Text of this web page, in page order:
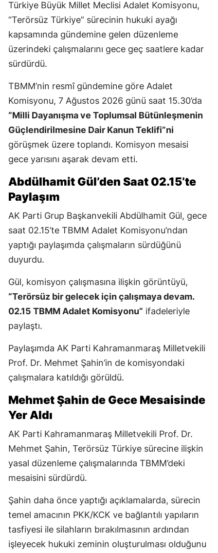
Türkiye Büyük Millet Meclisi Adalet Komisyonu,
“Terörsüz Türkiye” sürecinin hukuki ayağı
kapsamında gündemine gelen düzenleme
üzerindeki çalışmalarını gece geç saatlere kadar
sürdürdü.
TBMM’nin resmî gündemine göre Adalet
Komisyonu, 7 Ağustos 2026 günü saat 15.30’da
“Milli Dayanışma ve Toplumsal Bütünleşmenin
Güçlendirilmesine Dair Kanun Teklifi”ni
görüşmek üzere toplandı. Komisyon mesaisi
gece yarısını aşarak devam etti.
Abdülhamit Gül’den Saat 02.15’te
Paylaşım
AK Parti Grup Başkanvekili Abdülhamit Gül, gece
saat 02.15’te TBMM Adalet Komisyonu’ndan
yaptığı paylaşımda çalışmaların sürdüğünü
duyurdu.
Gül, komisyon çalışmasına ilişkin görüntüyü,
“Terörsüz bir gelecek için çalışmaya devam.
02.15 TBMM Adalet Komisyonu” ifadeleriyle
paylaştı.
Paylaşımda AK Parti Kahramanmaraş Milletvekili
Prof. Dr. Mehmet Şahin’in de komisyondaki
çalışmalara katıldığı görüldü.
Mehmet Şahin de Gece Mesaisinde
Yer Aldı
AK Parti Kahramanmaraş Milletvekili Prof. Dr.
Mehmet Şahin, Terörsüz Türkiye sürecine ilişkin
yasal düzenleme çalışmalarında TBMM’deki
mesaisini sürdürdü.
Şahin daha önce yaptığı açıklamalarda, sürecin
temel amacının PKK/KCK ve bağlantılı yapıların
tasfiyesi ile silahların bırakılmasının ardından
işleyecek hukuki zeminin oluşturulması olduğunu